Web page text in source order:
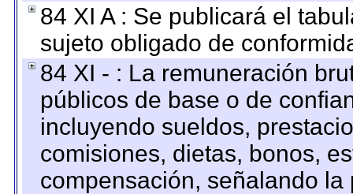
84 XI A : Se publicará el
sujeto obligado de
84 XI - : La remuneración
públicos de base o de
incluyendo sueldos,
comisiones, dietas, bonos,
compensación, señalando